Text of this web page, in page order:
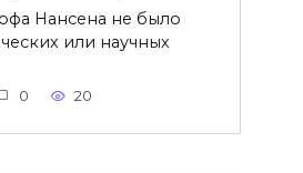
Нансена не было
или научных
0 20